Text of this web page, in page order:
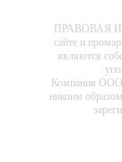
ПРАВОВАЯ
сайте и
являются
Компания
никоим